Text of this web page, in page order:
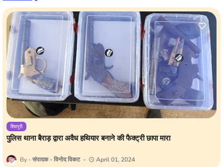
शिवपुरी
पुलिस थाना बैराड़ द्वारा अवैध हथियार बनाने की फैक्ट्री छापा मारा
संपादक - विनोद विकट April 01, 2024